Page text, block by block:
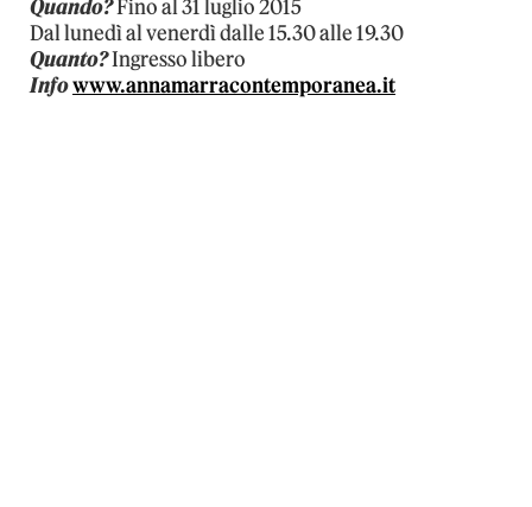
Quando?Fino al 31 luglio 2015
Dal lunedì al venerdì dalle 15.30 alle 19.30
Quanto?Ingresso libero
Infowww.annamarracontemporanea.it